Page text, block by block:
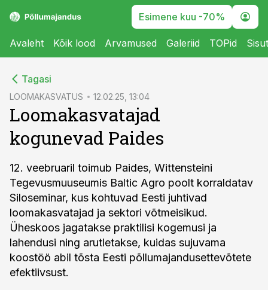
Esimene kuu -70%
Avaleht Kõik lood Arvamused Galeriid TOPid
Tagasi
LOOMAKASVATUS 12.02.25, 13:04
Loomakasvatajad
kogunevad Paides
12. veebruaril toimub Paides, Wittensteini
Tegevusmuuseumis Baltic Agro poolt korraldatav
Siloseminar, kus kohtuvad Eesti juhtivad
loomakasvatajad ja sektori võtmeisikud.
Üheskoos jagatakse praktilisi kogemusi ja
lahendusi ning arutletakse, kuidas sujuvama
koostöö abil tõsta Eesti põllumajandusettevõtete
efektiivsust.